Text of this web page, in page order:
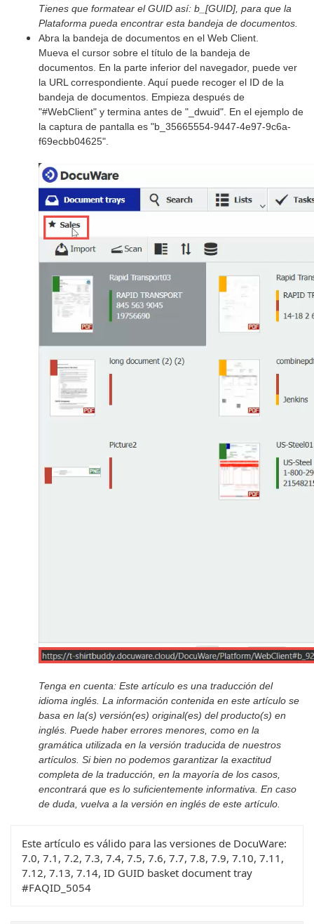
Tienes que formatear el GUID así: b_[GUID], para que la
Plataforma pueda encontrar esta bandeja de documentos.
Abra la bandeja de documentos en el Web Client.
Mueva el cursor sobre el título de la bandeja de
documentos. En la parte inferior del navegador, puede ver
la URL correspondiente. Aquí puede recoger el ID de la
bandeja de documentos. Empieza después de
"#WebClient" y termina antes de "_dwuid". En el ejemplo de
la captura de pantalla es "b_35665554-9447-4e97-9c6a-
f69ecbb04625".
Tenga en cuenta: Este artículo es una traducción del
idioma inglés. La información contenida en este artículo se
basa en la(s) versión(es) original(es) del producto(s) en
inglés. Puede haber errores menores, como en la
gramática utilizada en la versión traducida de nuestros
artículos. Si bien no podemos garantizar la exactitud
completa de la traducción, en la mayoría de los casos,
encontrará que es lo suficientemente informativa. En caso
de duda, vuelva a la versión en inglés de este artículo.
Este artículo es válido para las versiones de DocuWare:
7.0, 7.1, 7.2, 7.3, 7.4, 7.5, 7.6, 7.7, 7.8, 7.9, 7.10, 7.11,
7.12, 7.13, 7.14, ID GUID basket document tray
#FAQID_5054